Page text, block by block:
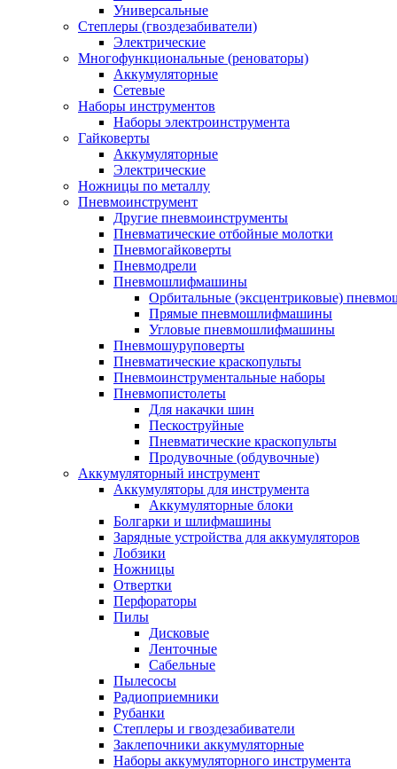
Универсальные
Степлеры (гвоздезабиватели)
Электрические
Многофункциональные (реноваторы)
Аккумуляторные
Сетевые
Наборы инструментов
Наборы электроинструмента
Гайковерты
Аккумуляторные
Электрические
Ножницы по металлу
Пневмоинструмент
Другие пневмоинструменты
Пневматические отбойные молотки
Пневмогайковерты
Пневмодрели
Пневмошлифмашины
Орбитальные (эксцентриковые)
Прямые пневмошлифмашины
Угловые пневмошлифмашины
Пневмошуруповерты
Пневматические краскопульты
Пневмоинструментальные наборы
Пневмопистолеты
Для накачки шин
Пескоструйные
Пневматические краскопульты
Продувочные (обдувочные)
Аккумуляторный инструмент
Аккумуляторы для инструмента
Аккумуляторные блоки
Болгарки и шлифмашины
Зарядные устройства для аккумуляторов
Лобзики
Ножницы
Отвертки
Перфораторы
Пилы
Дисковые
Ленточные
Сабельные
Пылесосы
Радиоприемники
Рубанки
Степлеры и гвоздезабиватели
Заклепочники аккумуляторные
Наборы аккумуляторного инструмента